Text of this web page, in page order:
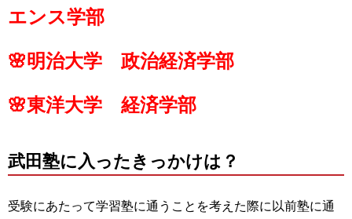
エンス学部
🌸明治大学 政治経済学部
🌸東洋大学 経済学部
武田塾に入ったきっかけは？
受験にあたって学習塾に通うことを考えた際に以前塾に通